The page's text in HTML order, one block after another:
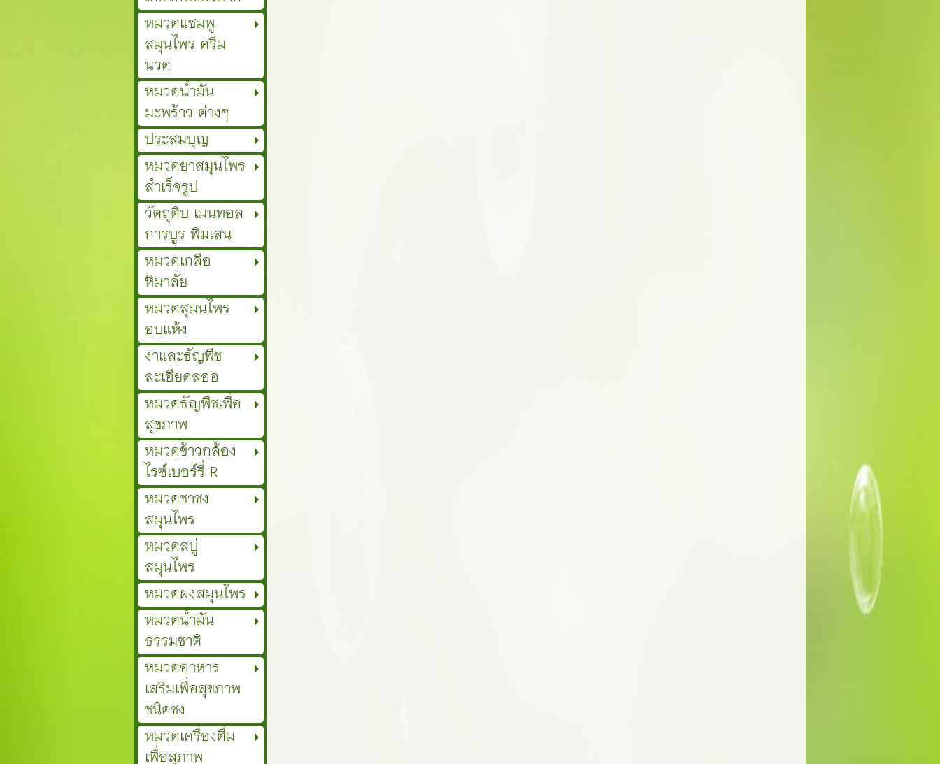
หมวดแชมพู
สมุนไพร ครีม
นวด
หมวดน้ำมัน
มะพร้าว ต่างๆ
ประสมบุญ
หมวดยาสมุนไพร
สำเร็จรูป
วัตถุดิบ เมนทอล
การบูร พิมเสน
หมวดเกลือ
หิมาลัย
หมวดสุมนไพร
อบแห้ง
งาและธัญพืช
ละเอียดลออ
หมวดธัญพืชเพื่อ
สุขภาพ
หมวดข้าวกล้อง
ไรซ์เบอร์รี่ R
หมวดชาชง
สมุนไพร
หมวดสบู่
สมุนไพร
หมวดผงสมุนไพร
หมวดน้ำมัน
ธรรมชาติ
หมวดอาหาร
เสริมเพื่อสุขภาพ
ชนิดชง
หมวดเครื่องดื่ม
เพื่อสุภาพ